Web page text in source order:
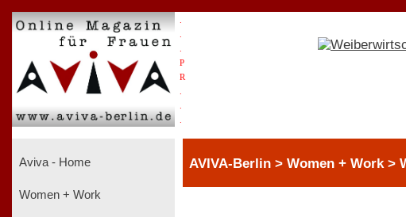
P
R
Aviva - Home
Women + Work
AVIVA-Berlin > Women + Work >